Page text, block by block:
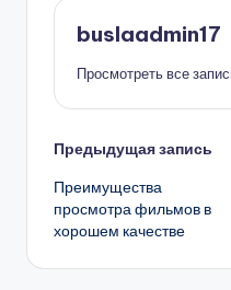
buslaadmin17
Просмотреть все
Навигация
записи
Предыдущая запись
Преимущества
просмотра фильмов в
хорошем качестве